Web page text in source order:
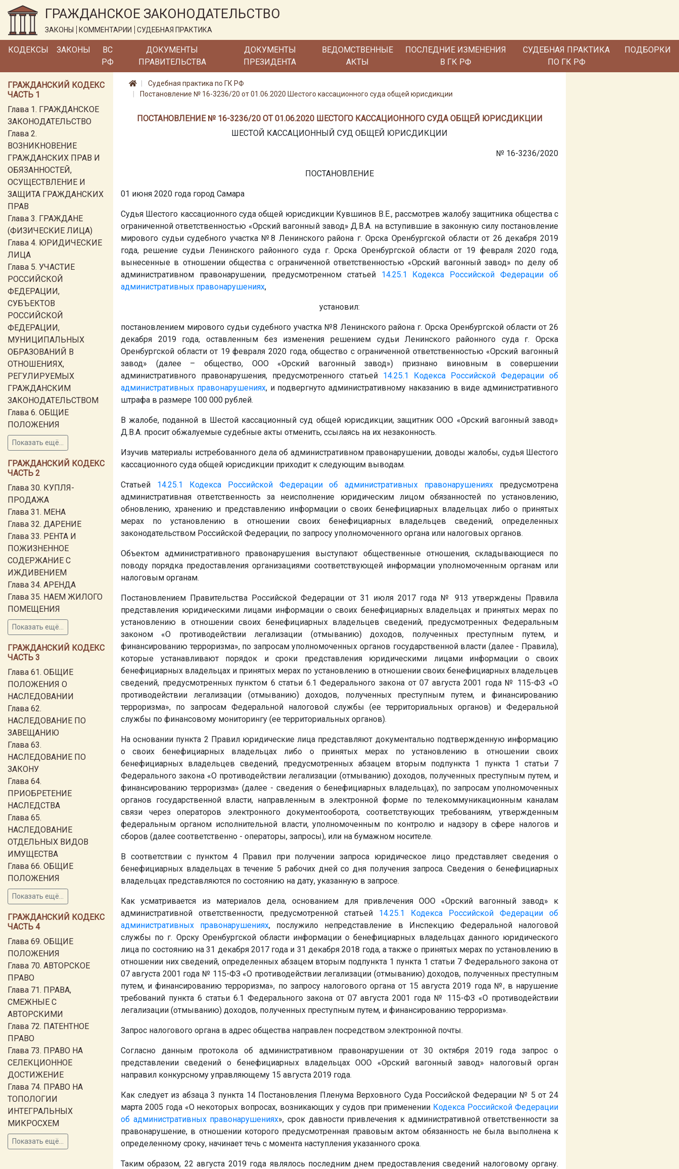
ГРАЖДАНСКОЕ ЗАКОНОДАТЕЛЬСТВО
ЗАКОНЫ КОММЕНТАРИИ СУДЕБНАЯ ПРАКТИКА
КОДЕКСЫ ЗАКОНЫ
ВС
РФ
ДОКУМЕНТЫ
ПРАВИТЕЛЬСТВА
ДОКУМЕНТЫ
ПРЕЗИДЕНТА
ВЕДОМСТВЕННЫЕ
АКТЫ
ПОСЛЕДНИЕ ИЗМЕНЕНИЯ
В ГК РФ
СУДЕБНАЯ ПРАКТИКА
ПО ГК РФ
ПОДБОРКИ
ГРАЖДАНСКИЙ КОДЕКС
ЧАСТЬ 1
Глава 1. ГРАЖДАНСКОЕ
ЗАКОНОДАТЕЛЬСТВО
Глава 2.
ВОЗНИКНОВЕНИЕ
ГРАЖДАНСКИХ ПРАВ И
ОБЯЗАННОСТЕЙ,
ОСУЩЕСТВЛЕНИЕ И
ЗАЩИТА ГРАЖДАНСКИХ
ПРАВ
Глава 3. ГРАЖДАНЕ
(ФИЗИЧЕСКИЕ ЛИЦА)
Глава 4. ЮРИДИЧЕСКИЕ
ЛИЦА
Глава 5. УЧАСТИЕ
РОССИЙСКОЙ
ФЕДЕРАЦИИ,
СУБЪЕКТОВ
РОССИЙСКОЙ
ФЕДЕРАЦИИ,
МУНИЦИПАЛЬНЫХ
ОБРАЗОВАНИЙ В
ОТНОШЕНИЯХ,
РЕГУЛИРУЕМЫХ
ГРАЖДАНСКИМ
ЗАКОНОДАТЕЛЬСТВОМ
Глава 6. ОБЩИЕ
ПОЛОЖЕНИЯ
Показать ещё...
ГРАЖДАНСКИЙ КОДЕКС
ЧАСТЬ 2
Глава 30. КУПЛЯ-
ПРОДАЖА
Глава 31. МЕНА
Глава 32. ДАРЕНИЕ
Глава 33. РЕНТА И
ПОЖИЗНЕННОЕ
СОДЕРЖАНИЕ С
ИЖДИВЕНИЕМ
Глава 34. АРЕНДА
Глава 35. НАЕМ ЖИЛОГО
ПОМЕЩЕНИЯ
Показать ещё...
ГРАЖДАНСКИЙ КОДЕКС
ЧАСТЬ 3
Глава 61. ОБЩИЕ
ПОЛОЖЕНИЯ О
НАСЛЕДОВАНИИ
Глава 62.
НАСЛЕДОВАНИЕ ПО
ЗАВЕЩАНИЮ
Глава 63.
НАСЛЕДОВАНИЕ ПО
ЗАКОНУ
Глава 64.
ПРИОБРЕТЕНИЕ
НАСЛЕДСТВА
Глава 65.
НАСЛЕДОВАНИЕ
ОТДЕЛЬНЫХ ВИДОВ
ИМУЩЕСТВА
Глава 66. ОБЩИЕ
ПОЛОЖЕНИЯ
Показать ещё...
ГРАЖДАНСКИЙ КОДЕКС
ЧАСТЬ 4
Глава 69. ОБЩИЕ
ПОЛОЖЕНИЯ
Глава 70. АВТОРСКОЕ
ПРАВО
Глава 71. ПРАВА,
СМЕЖНЫЕ С
АВТОРСКИМИ
Глава 72. ПАТЕНТНОЕ
ПРАВО
Глава 73. ПРАВО НА
СЕЛЕКЦИОННОЕ
ДОСТИЖЕНИЕ
Глава 74. ПРАВО НА
ТОПОЛОГИИ
ИНТЕГРАЛЬНЫХ
МИКРОСХЕМ
Показать ещё...
Судебная практика по ГК РФ
Постановление № 16-3236/20 от 01.06.2020 Шестого кассационного суда общей юрисдикции
ПОСТАНОВЛЕНИЕ № 16-3236/20 ОТ 01.06.2020 ШЕСТОГО КАССАЦИОННОГО СУДА ОБЩЕЙ ЮРИСДИКЦИИ
ШЕСТОЙ КАССАЦИОННЫЙ СУД ОБЩЕЙ ЮРИСДИКЦИИ
№ 16-3236/2020
ПОСТАНОВЛЕНИЕ
01 июня 2020 года город Самара
Судья Шестого кассационного суда общей юрисдикции Кувшинов В.Е., рассмотрев жалобу защитника общества с
ограниченной ответственностью «Орский вагонный завод»Д.В.А. на вступившие в законную силу постановление
мирового судьи судебного участка №8 Ленинского района г. Орска Оренбургской области от 26 декабря 2019
года, решение судьи Ленинского районного суда г. Орска Оренбургской области от 19 февраля 2020 года,
вынесенные в отношении общества с ограниченной ответственностью «Орский вагонный завод» по делу об
административном правонарушении, предусмотренном статьей 14.25.1
Кодекса Российской Федерации об
административных правонарушениях,
установил:
постановлением мирового судьи судебного участка №8 Ленинского района г. Орска Оренбургской области от 26
декабря 2019 года, оставленным без изменения решением судьи Ленинского районного суда г. Орска
Оренбургской области от 19 февраля 2020 года, общество с ограниченной ответственностью «Орский вагонный
завод» (далее – общество, ООО «Орский вагонный завод») признано виновным в совершении
административного правонарушения, предусмотренного статьей 14.25.1
Кодекса Российской Федерации об
административных правонарушениях, и подвергнуто административному наказанию в виде административного
штрафа в размере 100 000 рублей.
В жалобе, поданной в Шестой кассационный суд общей юрисдикции, защитник ООО «Орский вагонный завод»
Д.В.А. просит обжалуемые судебные акты отменить, ссылаясь на их незаконность.
Изучив материалы истребованного дела об административном правонарушении, доводы жалобы, судья Шестого
кассационного суда общей юрисдикции приходит к следующим выводам.
Статьей 14.25.1 Кодекса Российской Федерации об административных правонарушениях предусмотрена
административная ответственность за неисполнение юридическим лицом обязанностей по установлению,
обновлению, хранению и представлению информации о своих бенефициарных владельцах либо о принятых
мерах по установлению в отношении своих бенефициарных владельцев сведений, определенных
законодательством Российской Федерации, по запросу уполномоченного органа или налоговых органов.
Объектом административного правонарушения выступают общественные отношения, складывающиеся по
поводу порядка предоставления организациями соответствующей информации уполномоченным органам или
налоговым органам.
Постановлением Правительства Российской Федерации от 31 июля 2017 года № 913 утверждены Правила
представления юридическими лицами информации о своих бенефициарных владельцах и принятых мерах по
установлению в отношении своих бенефициарных владельцев сведений, предусмотренных Федеральным
законом «О противодействии легализации (отмыванию) доходов, полученных преступным путем, и
финансированию терроризма», по запросам уполномоченных органов государственной власти (далее - Правила),
которые устанавливают порядок и сроки представления юридическими лицами информации о своих
бенефициарных владельцах и принятых мерах по установлению в отношении своих бенефициарных владельцев
сведений, предусмотренных пунктом 6 статьи 6.1 Федерального закона от 07 августа 2001 года № 115-ФЗ «О
противодействии легализации (отмыванию) доходов, полученных преступным путем, и финансированию
терроризма», по запросам Федеральной налоговой службы (ее территориальных органов) и Федеральной
службы по финансовому мониторингу (ее территориальных органов).
На основании пункта 2 Правил юридические лица представляют документально подтвержденную информацию
о своих бенефициарных владельцах либо о принятых мерах по установлению в отношении своих
бенефициарных владельцев сведений, предусмотренных абзацем вторым подпункта 1 пункта 1 статьи 7
Федерального закона «О противодействии легализации (отмыванию) доходов, полученных преступным путем, и
финансированию терроризма» (далее - сведения о бенефициарных владельцах), по запросам уполномоченных
органов государственной власти, направленным в электронной форме по телекоммуникационным каналам
связи через операторов электронного документооборота, соответствующих требованиям, утвержденным
федеральным органом исполнительной власти, уполномоченным по контролю и надзору в сфере налогов и
сборов (далее соответственно - операторы, запросы), или на бумажном носителе.
В соответствии с пунктом 4 Правил при получении запроса юридическое лицо представляет сведения о
бенефициарных владельцах в течение 5 рабочих дней со дня получения запроса. Сведения о бенефициарных
владельцах представляются по состоянию на дату, указанную в запросе.
Как усматривается из материалов дела, основанием для привлечения ООО «Орский вагонный завод» к
административной ответственности, предусмотренной статьей 14.25.1
Кодекса Российской Федерации об
административных правонарушениях, послужило непредставление в Инспекцию Федеральной налоговой
службы по г. Орску Оренбургской области информации о бенефициарных владельцах данного юридического
лица по состоянию на 31 декабря 2017 года и 31 декабря 2018 года, а также о принятых мерах по установлению в
отношении них сведений, определенных абзацем вторым подпункта 1 пункта 1 статьи 7 Федерального закона от
07 августа 2001 года № 115-ФЗ «О противодействии легализации (отмыванию) доходов, полученных преступным
путем, и финансированию терроризма», по запросу налогового органа от 15 августа 2019 года №, в нарушение
требований пункта 6 статьи 6.1 Федерального закона от 07 августа 2001 года № 115-ФЗ «О противодействии
легализации (отмыванию) доходов, полученных преступным путем, и финансированию терроризма».
Запрос налогового органа в адрес общества направлен посредством электронной почты.
Согласно данным протокола об административном правонарушении от 30 октября 2019 года запрос о
представлении сведений о бенефициарных владельцах ООО «Орский вагонный завод» налоговый орган
направил конкурсному управляющему 15 августа 2019 года.
Как следует из абзаца 3 пункта 14 Постановления Пленума Верховного Суда Российской Федерации № 5 от 24
марта 2005 года «О некоторых вопросах, возникающих у судов при применении Кодекса Российской Федерации
об административных правонарушениях», срок давности привлечения к административной ответственности за
правонарушение, в отношении которого предусмотренная правовым актом обязанность не была выполнена к
определенному сроку, начинает течь с момента наступления указанного срока.
Таким образом, 22 августа 2019 года являлось последним днем предоставления сведений налоговому органу.